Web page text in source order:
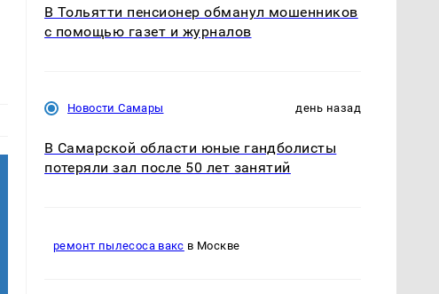
В Тольятти пенсионер обманул мошенников
с помощью газет и журналов
Новости Самары день назад
В Самарской области юные гандболисты
потеряли зал после 50 лет занятий
ремонт пылесоса вакс в Москве